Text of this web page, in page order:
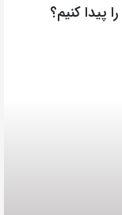
پیدا کنیم؟